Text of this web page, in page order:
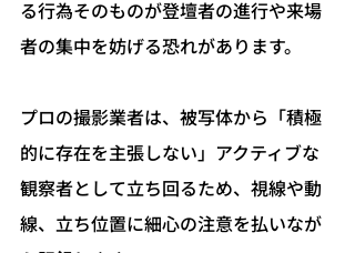
る行為そのものが登壇者の進行や来場
者の集中を妨げる恐れがあります。
プロの撮影業者は、被写体から「積極
的に存在を主張しない」アクティブな
観察者として立ち回るため、視線や動
線、立ち位置に細心の注意を払いなが